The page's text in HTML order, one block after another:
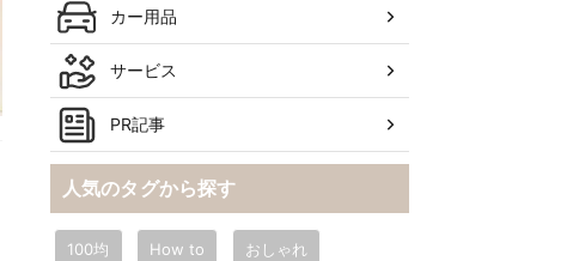
カー用品
サービス
PR記事
人気のタグから探す
100均 How to おしゃれ